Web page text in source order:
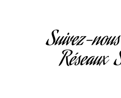
Suivez-
Réseaux